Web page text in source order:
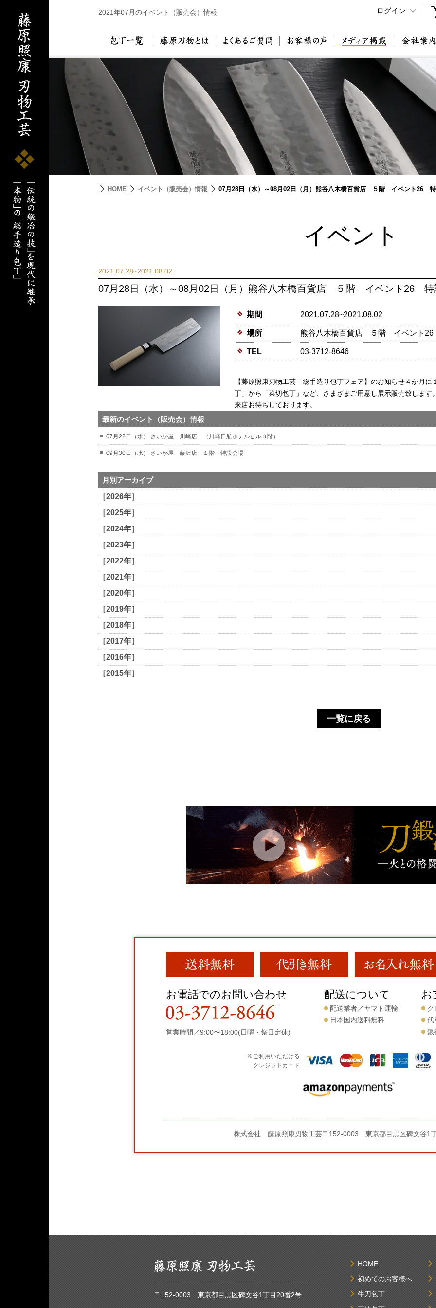
2021年07月のイベント（販売会）情報 ログイン
包丁一覧 藤原刃物とは よくあるご質問 お客様の声 メディア掲載
HOME イベント（販売会）情報 07月28日（水）～08月02日（月）熊谷八木橋百貨店 ５階 イベント26
イベント
2021.07.28~2021.08.02
07月28日（水）～08月02日（月）熊谷八木橋百貨店 ５階 イベント26 特
期間 2021.07.28~2021.08.02
場所 熊谷八木橋百貨店 ５階 イベント
TEL 03-3712-8646
【藤原照康刃物工芸 総手造り包丁フェア】のお知らせ４か月
丁」から「菜切包丁」など、さまざまご用意し展示販売致しま
来店お待ちしております。
最新のイベント（販売会）情報
07月22日（水） さいか屋 川崎店 （川崎日航ホテルビル３階）
09月30日（水） さいか屋 藤沢店 １階 特設会場
月別アーカイブ
［2026年］
［2025年］
［2024年］
［2023年］
［2022年］
［2021年］
［2020年］
［2019年］
［2018年］
［2017年］
［2016年］
［2015年］
一覧に戻る
お電話でのお問い合わせ
営業時間／9:00〜18:00(日曜・祭日定休)
配送について
配送業者／ヤマト運輸
日本国内送料無料
お
ク
代
銀
※ご利用いただける
クレジットカード
株式会社 藤原照康刃物工芸〒152-0003 東京都目黒区碑文谷1
〒152-0003 東京都目黒区碑文谷1丁目20番2号
HOME
初めてのお客様へ
牛刀包丁